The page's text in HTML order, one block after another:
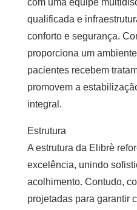
com uma equipe
qualificada e
conforto e segurança.
proporciona um
pacientes recebem
promovem a
integral.
Estrutura
A estrutura da Elibrè
excelência, unindo
acolhimento. Contudo,
projetadas para garantir